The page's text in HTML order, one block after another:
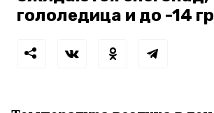
гололедица и до -14